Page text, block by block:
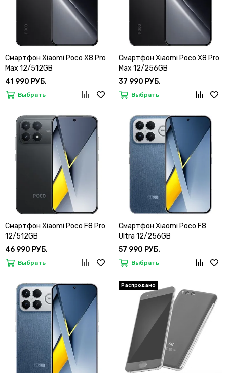
Смартфон Xiaomi Poco X8 Pro
Max 12/512GB
41 990 РУБ.
Выбрать
Смартфон Xiaomi Poco X8 Pro
Max 12/256GB
37 990 РУБ.
Выбрать
Смартфон Xiaomi Poco F8 Pro
12/512GB
46 990 РУБ.
Выбрать
Смартфон Xiaomi Poco F8
Ultra 12/256GB
57 990 РУБ.
Выбрать